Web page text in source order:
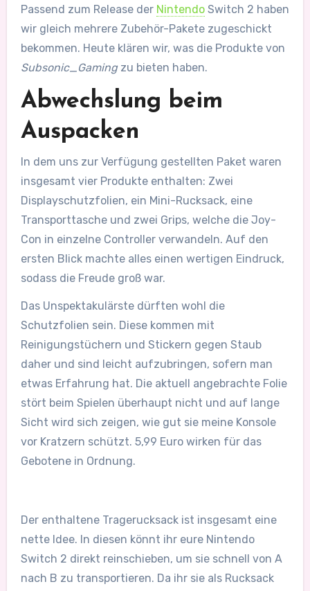
Passend zum Release der NintendoSwitch 2 haben
wir gleich mehrere Zubehör-Pakete zugeschickt
bekommen. Heute klären wir, was die Produkte von
Subsonic_Gamingzu bieten haben.
Abwechslung beim
Auspacken
In dem uns zur Verfügung gestellten Paket waren
insgesamt vier Produkte enthalten: Zwei
Displayschutzfolien, ein Mini-Rucksack, eine
Transporttasche und zwei Grips, welche die Joy-
Con in einzelne Controller verwandeln. Auf den
ersten Blick machte alles einen wertigen Eindruck,
sodass die Freude groß war.
Das Unspektakulärste dürften wohl die
Schutzfolien sein. Diese kommen mit
Reinigungstüchern und Stickern gegen Staub
daher und sind leicht aufzubringen, sofern man
etwas Erfahrung hat. Die aktuell angebrachte Folie
stört beim Spielen überhaupt nicht und auf lange
Sicht wird sich zeigen, wie gut sie meine Konsole
vor Kratzern schützt. 5,99 Euro wirken für das
Gebotene in Ordnung.
Der enthaltene Tragerucksack ist insgesamt eine
nette Idee. In diesen könnt ihr eure Nintendo
Switch 2 direkt reinschieben, um sie schnell von A
nach B zu transportieren. Da ihr sie als Rucksack